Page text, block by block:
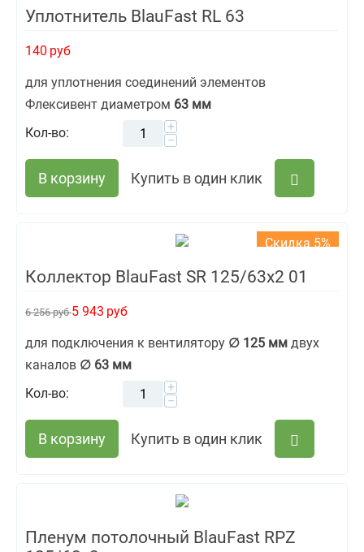
Уплотнитель BlauFast RL 63
140 руб
для уплотнения соединений элементов
Флексивент диаметром 63 мм
Кол-во:
+
−
В корзину Купить в один клик
Скидка 5%
Коллектор BlauFast SR 125/63x2 01
6 256 руб5 943 руб
для подключения к вентилятору ∅ 125 мм двух
каналов ∅ 63 мм
Кол-во:
+
−
В корзину Купить в один клик
Пленум потолочный BlauFast RPZ